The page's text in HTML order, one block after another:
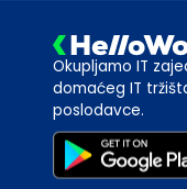
Okupljamo IT
domaćeg IT
poslodavce.